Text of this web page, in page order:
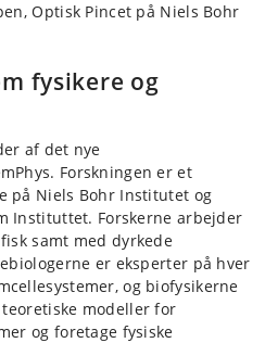
Optisk Pincet på Niels Bohr
fysikere og
af det nye
Forskningen er et
på Niels Bohr Institutet og
Instituttet. Forskerne arbejder
samt med dyrkede
er eksperter på hver
og biofysikerne
modeller for
og foretage fysiske